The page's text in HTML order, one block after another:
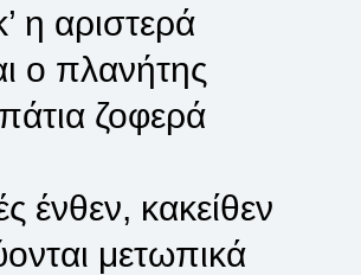
η αριστερά
ο πλανήτης
ζοφερά
ένθεν, κακείθεν
μετωπικά